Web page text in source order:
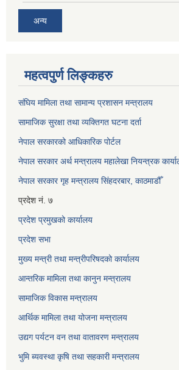
अन्य
महत्वपुर्ण लिङ्कहरु
संघिय मामिला तथा सामान्य प्रशासन मन्त्रालय
सामाजिक सुरक्षा तथा व्यक्तिगत घटना दर्ता
नेपाल सरकारको आधिकारिक पोर्टल
नेपाल सरकार अर्थ मन्त्रालय महालेखा नियन्त्रक
नेपाल सरकार गृह मन्त्रालय सिंहदरबार, काठमाडौँ
प्रदेश नं. ७
प्रदेश प्रमुखको कार्यालय
प्रदेश सभा
मुख्य मन्त्री तथा मन्त्रीपरिषदको कार्यालय
आन्तरिक मामिला तथा कानुन मन्त्रालय
सामाजिक विकास मन्त्रालय
आर्थिक मामिला तथा योजना मन्त्रालय
उद्यग पर्यटन वन तथा वातावरण मन्त्रालय
भुमि ब्यवस्था कृषि तथा सहकारी मन्त्रालय